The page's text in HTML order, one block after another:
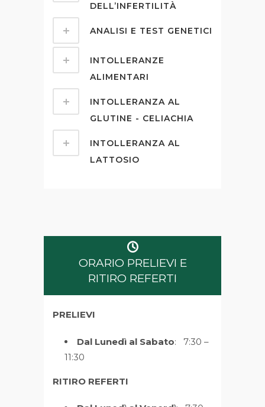
DELL’INFERTILITÀ
ANALISI E TEST GENETICI
INTOLLERANZE
ALIMENTARI
INTOLLERANZA AL
GLUTINE - CELIACHIA
INTOLLERANZA AL
LATTOSIO
ORARIO PRELIEVI E
RITIRO REFERTI
PRELIEVI
Dal Lunedì al Sabato: 7:30 –
11:30
RITIRO REFERTI